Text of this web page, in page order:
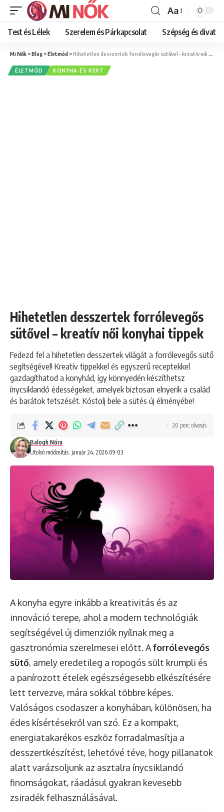
Font
Resizer
Aa
Test és Lélek Szerelem és Párkapcsolat Szépség és divat
Mi Nők >Blog >Életmód >Hihetetlen desszertek forrólevegős sütővel – kreatív női konyhai tippek
ÉLETMÓD KONYHA ÉS KERT
Hihetetlen desszertek forrólevegős
sütővel – kreatív női konyhai tippek
Fedezd fel a hihetetlen desszertek világát a forrólevegős sütő
segítségével! Kreatív tippekkel és egyszerű receptekkel
gazdagíthatod a konyhád, így könnyedén készíthetsz
ínycsiklandó édességeket, amelyek biztosan elnyerik a család
és barátok tetszését. Kóstolj bele a sütés új élményébe!
Utolsó módosítás: január 24, 2026 09:03
Balogh Nóra
20 perc olvasás
A konyha egyre inkább a kreativitás és az
innováció terepe, ahol a modern technológiák
segítségével új dimenziók nyílnak meg a
gasztronómia szerelmesei előtt. Aforrólevegős
sütő, amely eredetileg a ropogós sült krumpli és
a panírozott ételek egészségesebb elkészítésére
lett tervezve, mára sokkal többre képes.
Valóságos csodaszer a konyhában, különösen, ha
édes kísértésekről van szó. Ez a kompakt,
energiatakarékos eszköz forradalmasítja a
desszertkészítést, lehetővé téve, hogy pillanatok
alatt varázsoljunk az asztalra ínycsiklandó
finomságokat, ráadásul gyakran kevesebb
zsiradék felhasználásával.